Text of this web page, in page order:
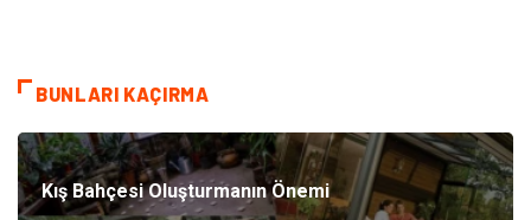
BUNLARI KAÇIRMA
Kış Bahçesi Oluşturmanın Önemi